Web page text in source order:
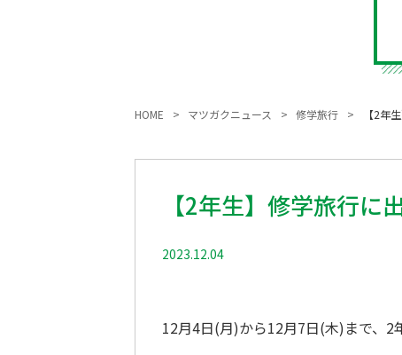
HOME マツガクニュース 修学旅行 【2年
【2年生】修学旅行に
2023.12.04
12月4日(月)から12月7日(木)まで、2